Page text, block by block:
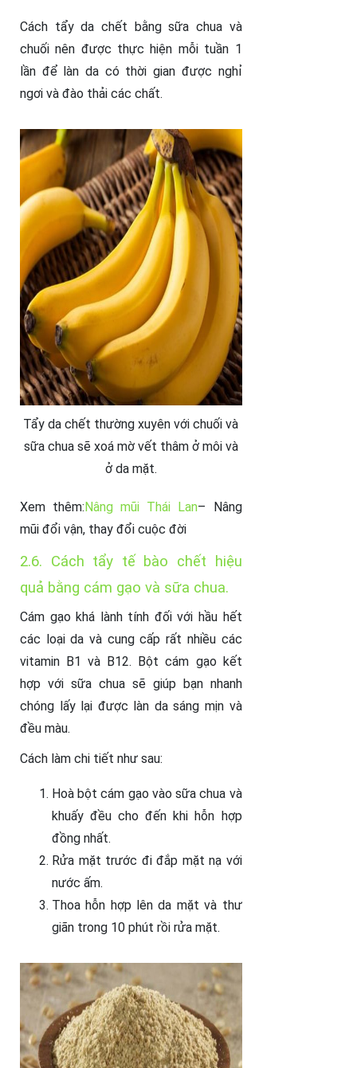
Cách tẩy da chết bằng sữa chua và
chuối nên được thực hiện mỗi tuần 1
lần để làn da có thời gian được nghỉ
ngơi và đào thải các chất.
Tẩy da chết thường xuyên với chuối và
sữa chua sẽ xoá mờ vết thâm ở môi và
ở da mặt.
Xem thêm:Nâng mũi Thái Lan– Nâng
mũi đổi vận, thay đổi cuộc đời
2.6. Cách tẩy tế bào chết hiệu
quả bằng cám gạo và sữa chua.
Cám gạo khá lành tính đối với hầu hết
các loại da và cung cấp rất nhiều các
vitamin B1 và B12. Bột cám gạo kết
hợp với sữa chua sẽ giúp bạn nhanh
chóng lấy lại được làn da sáng mịn và
đều màu.
Cách làm chi tiết như sau:
Hoà bột cám gạo vào sữa chua và
khuấy đều cho đến khi hỗn hợp
đồng nhất.
Rửa mặt trước đi đắp mặt nạ với
nước ấm.
Thoa hỗn hợp lên da mặt và thư
giãn trong 10 phút rồi rửa mặt.